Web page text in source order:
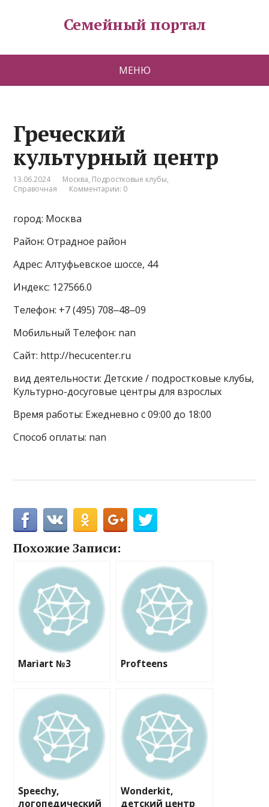
Семейный портал
МЕНЮ
Греческий
культурный центр
13.06.2024 Москва, Подростковые клубы,
Справочная
Комментарии: 0
город: Москва
Район: Отрадное район
Адрес: Алтуфьевское шоссе, 44
Индекс: 127566.0
Телефон: +7 (495) 708‒48‒09
Мобильный Телефон: nan
Сайт: http://hecucenter.ru
вид деятельности: Детские / подростковые клубы,
Культурно-досуговые центры для взрослых
Время работы: Ежедневно с 09:00 до 18:00
Способ оплаты: nan
Похожие Записи:
Mariart №3 Profteens
Speechy,
логопедический
Wonderkit,
детский центр